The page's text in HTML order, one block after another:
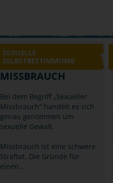
SEXUELLE
SELBSTBESTIMMUNG
MISSBRAUCH
Bei dem Begriff „Sexueller
Missbrauch“ handelt es sich
genau genommen um
sexuelle Gewalt.
Missbrauch ist eine schwere
Straftat. Die Gründe für
einen…